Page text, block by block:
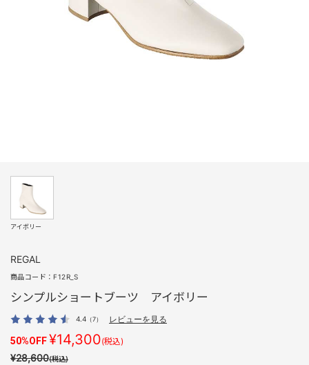
アイボリー
REGAL
商品コード： F12R_S
シンプルショートブーツ アイボリー
4.4 （7） レビューを見る
50%OFF¥14,300(税込)
¥28,600(税込)